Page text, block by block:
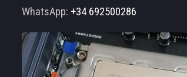
WhatsApp: +34 692500286